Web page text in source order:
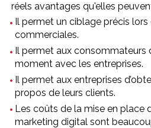
réels avantages qu'elles
Il permet un ciblage précis
commerciales.
Il permet aux consommateurs
moment avec les entreprises.
Il permet aux entreprises
propos de leurs clients.
Les coûts de la mise en place
marketing digital sont